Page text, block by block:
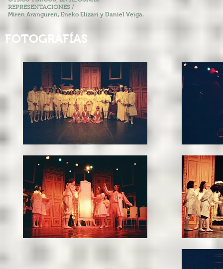
REPRESENTACIONES /
Miren Aranguren, Eneko Elizari y Daniel Veiga.
FOTOGRAFÍAS